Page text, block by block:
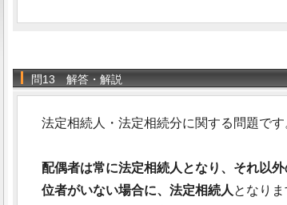
問13 解答・解説
法定相続人・法定相続分に関する問題です
配偶者は常に法定相続人となり、それ以
位者がいない場合に、法定相続人 となりま